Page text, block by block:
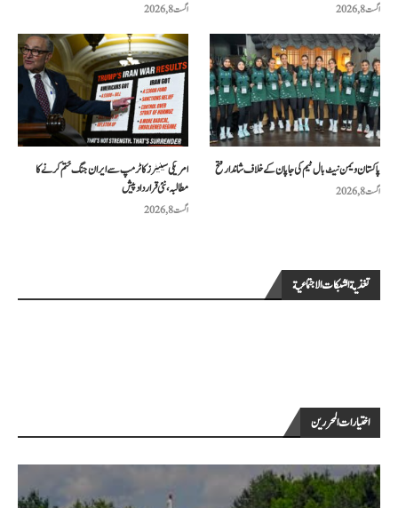
اگست 8, 2026 اگست 8, 2026
امریکی سینیٹرز کا ٹرمپ سے ایران جنگ ختم کرنے کا
مطالبہ، نئی قرارداد پیش
اگست 8, 2026
پاکستان ویمن نیٹ بال ٹیم کی جاپان کے خلاف شاندار فتح
اگست 8, 2026
تغذية الشبكات الاجتماعية
اختيارات المحررين